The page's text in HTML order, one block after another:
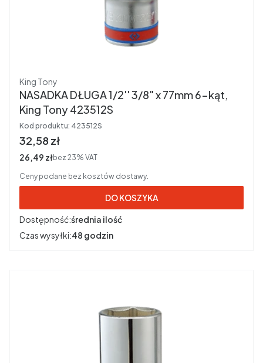
Producent
King Tony
NASADKA DŁUGA 1/2'' 3/8" x 77mm 6-kąt,
King Tony 423512S
Kod produktu: 423512S
Cena brutto
32,58 zł
Cena netto
26,49 złbez 23% VAT
Ceny podane bez kosztów dostawy.
DO KOSZYKA
Dostępność:średnia ilość
Czas wysyłki:48 godzin